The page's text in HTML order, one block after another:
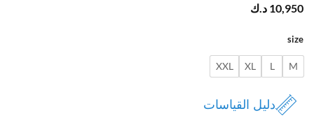
د.ك
L
XL
XXL
دليل القياسات